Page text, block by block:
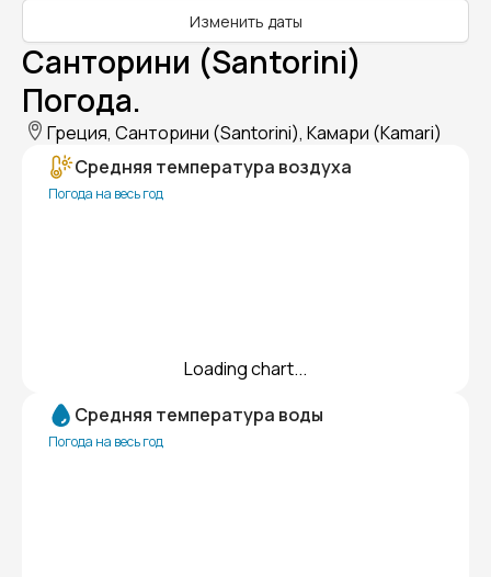
Изменить даты
Санторини (Santorini)
Погода.
Греция, Санторини (Santorini), Камари (Kamari)
Средняя температура воздуха
Погода на весь год
Loading chart...
Средняя температура воды
Погода на весь год